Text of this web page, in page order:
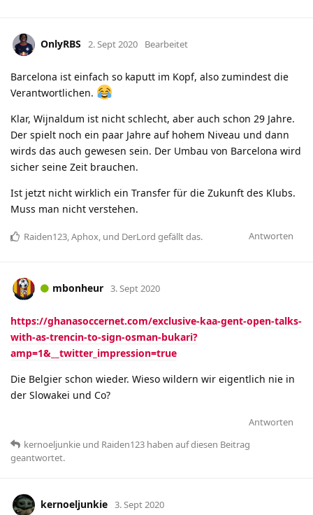
OnlyRBS 2. Sept 2020 Bearbeitet
Barcelona ist einfach so kaputt im Kopf, also zumindest die
Verantwortlichen.
Klar, Wijnaldum ist nicht schlecht, aber auch schon 29 Jahre.
Der spielt noch ein paar Jahre auf hohem Niveau und dann
wirds das auch gewesen sein. Der Umbau von Barcelona wird
sicher seine Zeit brauchen.
Ist jetzt nicht wirklich ein Transfer für die Zukunft des Klubs.
Muss man nicht verstehen.
Antworten
Raiden123,Aphox, und DerLord gefällt das.
mbonheur 3. Sept 2020
https://ghanasoccernet.com/exclusive-kaa-gent-open-talks-
with-as-trencin-to-sign-osman-bukari?
amp=1&__twitter_impression=true
Die Belgier schon wieder. Wieso wildern wir eigentlich nie in
der Slowakei und Co?
Antworten
kernoeljunkie und Raiden123 haben auf diesen Beitrag
geantwortet.
kernoeljunkie 3. Sept 2020